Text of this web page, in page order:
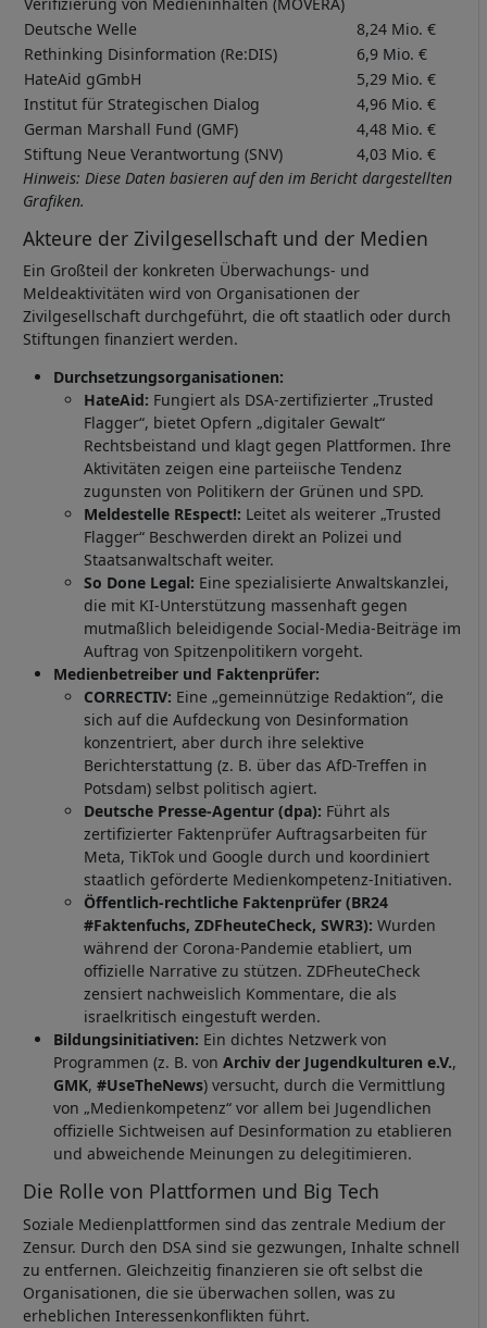
Deutsche Welle
8,24 Mio. €
Rethinking Disinformation (Re:DIS)
6,9 Mio. €
HateAid gGmbH
5,29 Mio. €
Institut für Strategischen Dialog
4,96 Mio. €
German Marshall Fund (GMF)
4,48 Mio. €
Stiftung Neue Verantwortung (SNV)
4,03 Mio. €
Hinweis: Diese Daten basieren auf den im Bericht dargestellten
Grafiken.
Akteure der Zivilgesellschaft und der Medien
Ein Großteil der konkreten Überwachungs- und
Meldeaktivitäten wird von Organisationen der
Zivilgesellschaft durchgeführt, die oft staatlich oder durch
Stiftungen finanziert werden.
Durchsetzungsorganisationen:
HateAid: Fungiert als DSA-zertifizierter „Trusted
Flagger“, bietet Opfern „digitaler Gewalt“
Rechtsbeistand und klagt gegen Plattformen. Ihre
Aktivitäten zeigen eine parteiische Tendenz
zugunsten von Politikern der Grünen und SPD.
Meldestelle REspect!: Leitet als weiterer „Trusted
Flagger“ Beschwerden direkt an Polizei und
Staatsanwaltschaft weiter.
So Done Legal: Eine spezialisierte Anwaltskanzlei,
die mit KI-Unterstützung massenhaft gegen
mutmaßlich beleidigende Social-Media-Beiträge im
Auftrag von Spitzenpolitikern vorgeht.
Medienbetreiber und Faktenprüfer:
CORRECTIV: Eine „gemeinnützige Redaktion“, die
sich auf die Aufdeckung von Desinformation
konzentriert, aber durch ihre selektive
Berichterstattung (z. B. über das AfD-Treffen in
Potsdam) selbst politisch agiert.
Deutsche Presse-Agentur (dpa): Führt als
zertifizierter Faktenprüfer Auftragsarbeiten für
Meta, TikTok und Google durch und koordiniert
staatlich geförderte Medienkompetenz-Initiativen.
Öffentlich-rechtliche Faktenprüfer (BR24
#Faktenfuchs, ZDFheuteCheck, SWR3): Wurden
während der Corona-Pandemie etabliert, um
offizielle Narrative zu stützen. ZDFheuteCheck
zensiert nachweislich Kommentare, die als
israelkritisch eingestuft werden.
Bildungsinitiativen: Ein dichtes Netzwerk von
Programmen (z. B. von Archiv der Jugendkulturen e.V.,
GMK, #UseTheNews) versucht, durch die Vermittlung
von „Medienkompetenz“ vor allem bei Jugendlichen
offizielle Sichtweisen auf Desinformation zu etablieren
und abweichende Meinungen zu delegitimieren.
Die Rolle von Plattformen und Big Tech
Soziale Medienplattformen sind das zentrale Medium der
Zensur. Durch den DSA sind sie gezwungen, Inhalte schnell
zu entfernen. Gleichzeitig finanzieren sie oft selbst die
Organisationen, die sie überwachen sollen, was zu
erheblichen Interessenkonflikten führt.